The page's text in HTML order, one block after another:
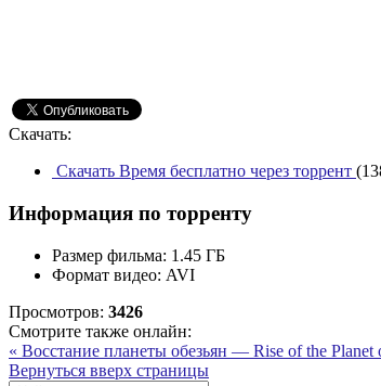
Скачать:
Скачать Время бесплатно через торрент
Информация по торренту
Размер фильма: 1.45 ГБ
Формат видео: AVI
Просмотров: 3426
Смотрите также онлайн:
« Восстание планеты обезьян — Rise of the Planet
Вернуться вверх страницы